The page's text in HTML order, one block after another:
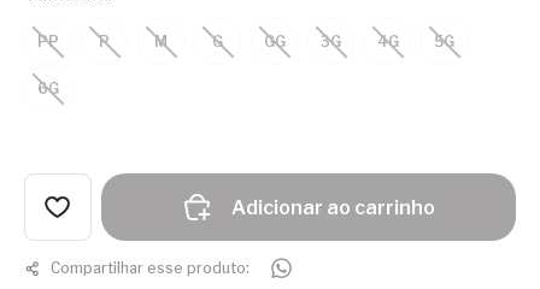
PP P M G GG 3G 4G 5G
6G
Adicionar ao carrinho
Compartilhar esse produto: